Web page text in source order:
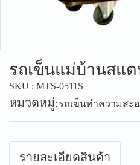
รถเข็นแม่บ้านสแต
SKU : MTS-0511S
หมวดหมู่:รถเข็นทำความสะ
รายละเอียดสินค้า